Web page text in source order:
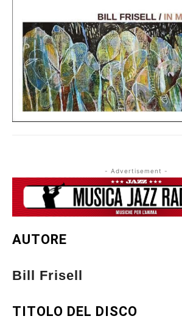
- Advertisement -
AUTORE
Bill Frisell
TITOLO DEL DISCO